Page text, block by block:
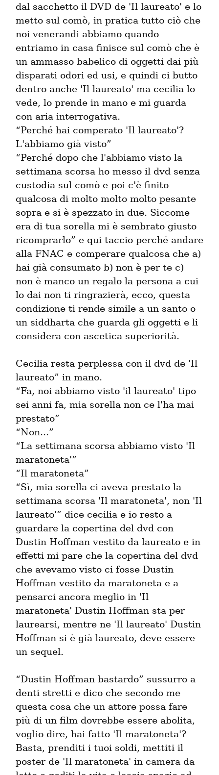
dal sacchetto il DVD de 'Il laureato' e lo
metto sul comò, in pratica tutto ciò che
noi venerandi abbiamo quando
entriamo in casa finisce sul comò che è
un ammasso babelico di oggetti dai più
disparati odori ed usi, e quindi ci butto
dentro anche 'Il laureato' ma cecilia lo
vede, lo prende in mano e mi guarda
con aria interrogativa.
“Perché hai comperato 'Il laureato'?
L'abbiamo già visto”
“Perché dopo che l'abbiamo visto la
settimana scorsa ho messo il dvd senza
custodia sul comò e poi c'è finito
qualcosa di molto molto molto pesante
sopra e si è spezzato in due. Siccome
era di tua sorella mi è sembrato giusto
ricomprarlo” e qui taccio perché andare
alla FNAC e comperare qualcosa che a)
hai già consumato b) non è per te c)
non è manco un regalo la persona a cui
lo dai non ti ringrazierà, ecco, questa
condizione ti rende simile a un santo o
un siddharta che guarda gli oggetti e li
considera con ascetica superiorità.
Cecilia resta perplessa con il dvd de 'Il
laureato” in mano.
“Fa, noi abbiamo visto 'il laureato' tipo
sei anni fa, mia sorella non ce l'ha mai
prestato”
“Non...”
“La settimana scorsa abbiamo visto 'Il
maratoneta'”
“Il maratoneta”
“Sì, mia sorella ci aveva prestato la
settimana scorsa 'Il maratoneta', non 'Il
laureato'” dice cecilia e io resto a
guardare la copertina del dvd con
Dustin Hoffman vestito da laureato e in
effetti mi pare che la copertina del dvd
che avevamo visto ci fosse Dustin
Hoffman vestito da maratoneta e a
pensarci ancora meglio in 'Il
maratoneta' Dustin Hoffman sta per
laurearsi, mentre ne 'Il laureato' Dustin
Hoffman si è già laureato, deve essere
un sequel.
“Dustin Hoffman bastardo” sussurro a
denti stretti e dico che secondo me
questa cosa che un attore possa fare
più di un film dovrebbe essere abolita,
voglio dire, hai fatto 'Il maratoneta'?
Basta, prenditi i tuoi soldi, mettiti il
poster de 'Il maratoneta' in camera da